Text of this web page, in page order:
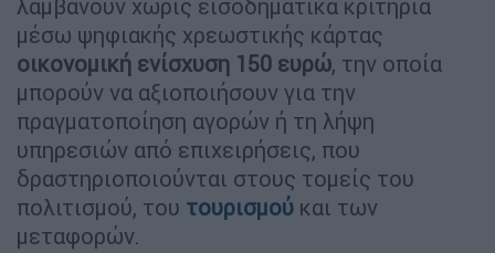
λαμβάνουν χωρίς εισοδηματικά κριτήρια
μέσω ψηφιακής χρεωστικής κάρτας
οικονομική ενίσχυση 150 ευρώ, την οποία
μπορούν να αξιοποιήσουν για την
πραγματοποίηση αγορών ή τη λήψη
υπηρεσιών από επιχειρήσεις, που
δραστηριοποιούνται στους τομείς του
πολιτισμού, του τουρισμού και των
μεταφορών.